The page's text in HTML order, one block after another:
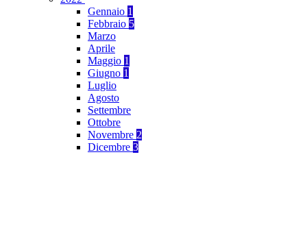
Gennaio 1
Febbraio 5
Marzo
Aprile
Maggio 1
Giugno 1
Luglio
Agosto
Settembre
Ottobre
Novembre 2
Dicembre 3